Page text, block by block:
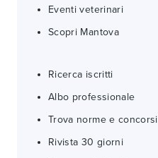
Eventi veterinari
Scopri Mantova
Ricerca iscritti
Albo professionale
Trova norme e concorsi
Rivista 30 giorni